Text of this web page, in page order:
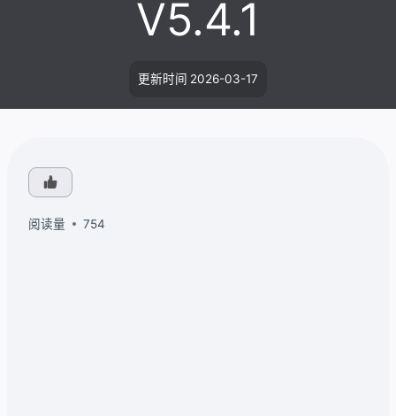
V5.4.1
更新时间 2026-03-17
阅读量 754